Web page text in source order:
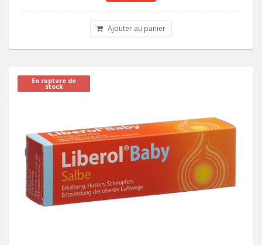
Ajouter au panier
En rupture de
stock